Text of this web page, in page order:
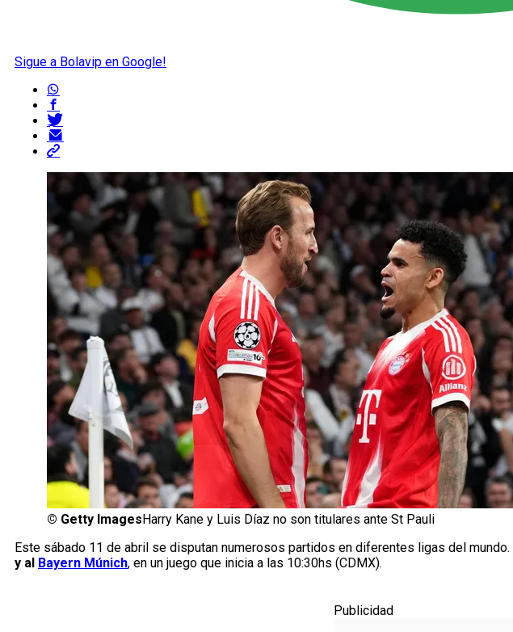
Sigue a Bolavip en Google!
© Getty Images Harry Kane y Luis Díaz no son titulares ante St Pauli
Este sábado 11 de abril se disputan numerosos partidos en diferentes ligas del mundo.
y al Bayern Múnich, en un juego que inicia a las 10:30hs (CDMX).
Publicidad